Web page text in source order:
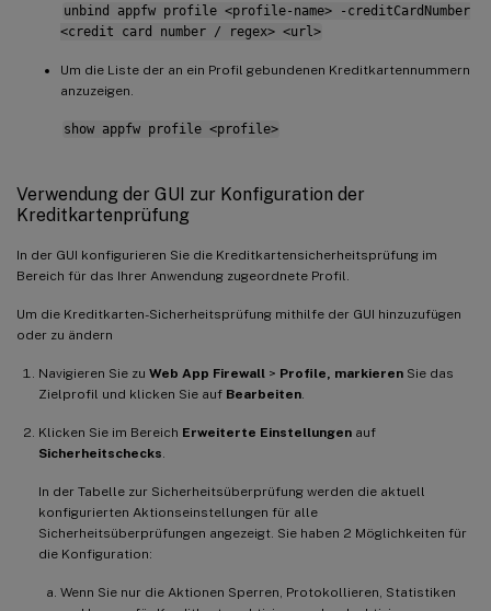
unbind appfw profile <profile-name> -creditCardNumber
<credit card number / regex> <url>
Um die Liste der an ein Profil gebundenen Kreditkartennummern
anzuzeigen.
show appfw profile <profile>
Verwendung der GUI zur Konfiguration der
Kreditkartenprüfung
In der GUI konfigurieren Sie die Kreditkartensicherheitsprüfung im
Bereich für das Ihrer Anwendung zugeordnete Profil.
Um die Kreditkarten-Sicherheitsprüfung mithilfe der GUI hinzuzufügen
oder zu ändern
Navigieren Sie zu Web App Firewall > Profile, markieren Sie das
Zielprofil und klicken Sie auf Bearbeiten
Klicken Sie im Bereich Erweiterte Einstellungen auf
Sicherheitschecks
In der Tabelle zur Sicherheitsüberprüfung werden die aktuell
konfigurierten Aktionseinstellungen für alle
Sicherheitsüberprüfungen angezeigt. Sie haben 2 Möglichkeiten für
die Konfiguration:
Wenn Sie nur die Aktionen Sperren, Protokollieren, Statistiken